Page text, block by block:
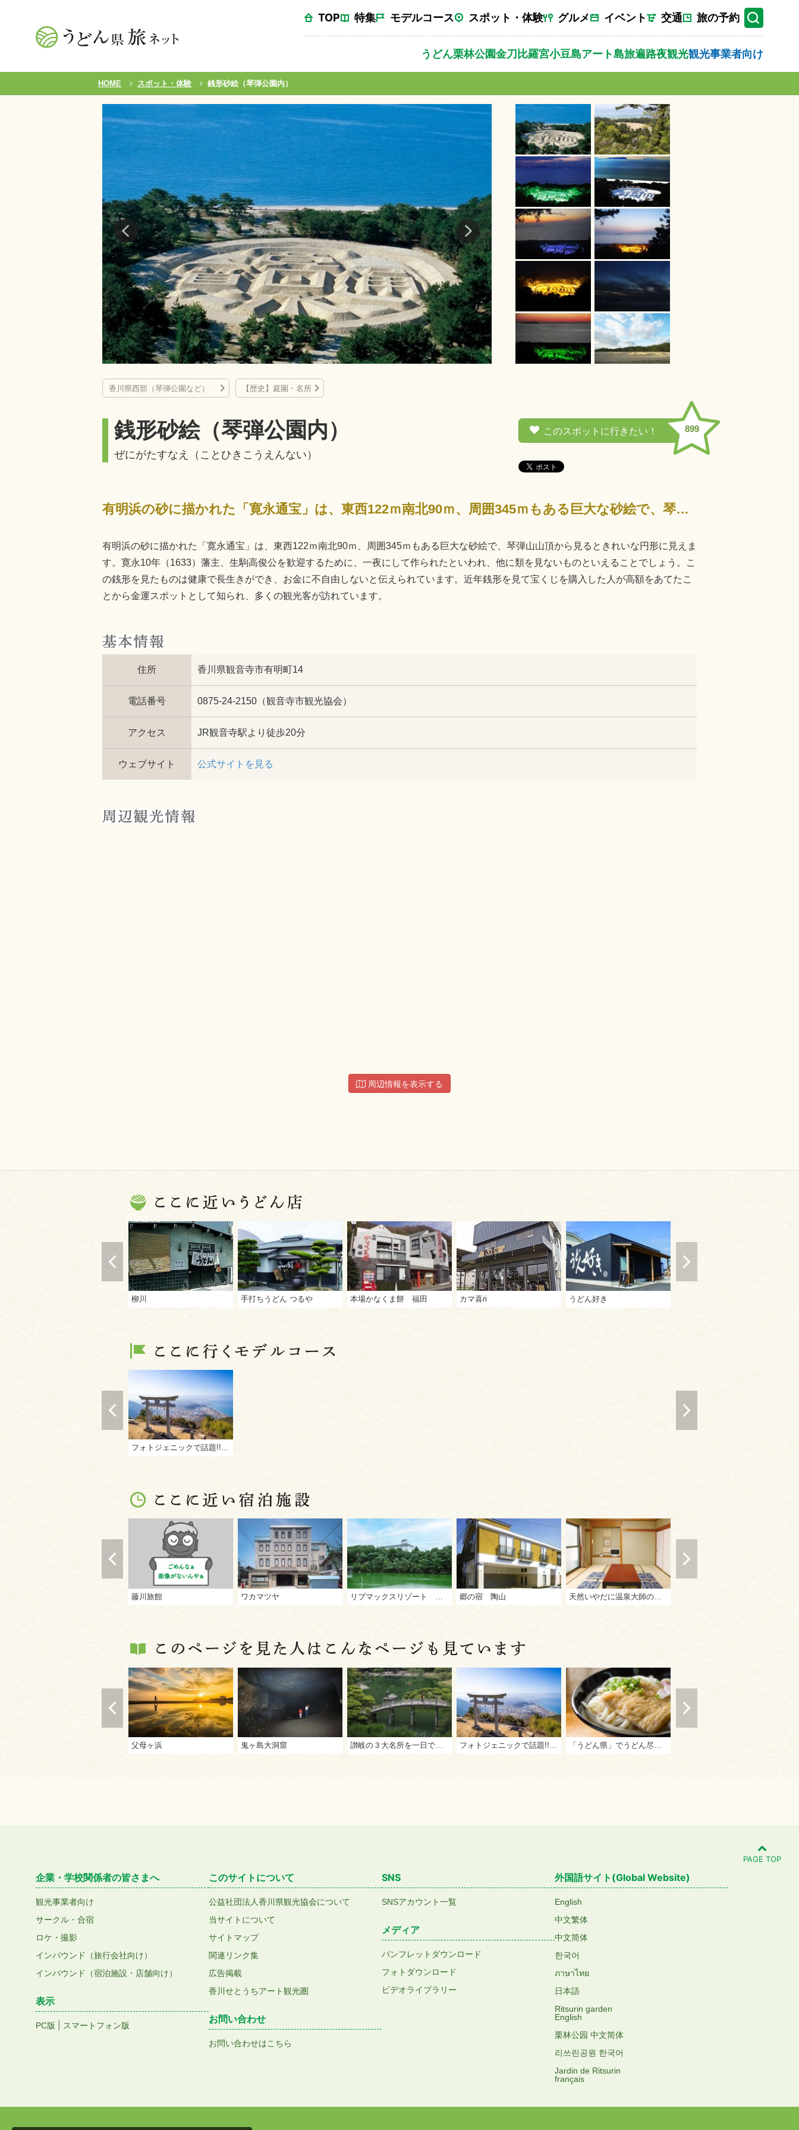
TOP 特集 モデルコース スポット・体験 グルメ イベント 交通 旅の予約
うどん栗林公園金刀比羅宮小豆島アート島旅遍路夜観光観光事業者向け
HOME スポット・体験 銭形砂絵（琴弾公園内）
香川県西部（琴弾公園など） 【歴史】庭園・名所
銭形砂絵（琴弾公園内）
ぜにがたすなえ（ことひきこうえんない）
899
有明浜の砂に描かれた「寛永通宝」は、東西122ｍ南北90ｍ、周囲345ｍもある巨大な砂絵で、琴弾山山…
有明浜の砂に描かれた「寛永通宝」は、東西122ｍ南北90ｍ、周囲345ｍもある巨大な砂絵で、琴弾山山頂から見るときれいな円形に見えま
す。寛永10年（1633）藩主、生駒高俊公を歓迎するために、一夜にして作られたといわれ、他に類を見ないものといえることでしょう。こ
の銭形を見たものは健康で長生きができ、お金に不自由しないと伝えられています。近年銭形を見て宝くじを購入した人が高額をあてたこ
とから金運スポットとして知られ、多くの観光客が訪れています。
住所 香川県観音寺市有明町14
電話番号 0875-24-2150（観音寺市観光協会）
アクセス JR観音寺駅より徒歩20分
ウェブサイト 公式サイトを見る
周辺情報を表示する
柳川 手打ちうどん つるや 本場かなくま餅 福田 カマ喜ri うどん好き
フォトジェニックで話題!! 西讃【香川県の西の地域、三豊市・観音寺市】の天空スポット3ヶ所巡り
藤川旅館 ワカマツヤ 郷の宿 陶山
父母ヶ浜 鬼ヶ島大洞窟
PAGE TOP
企業・学校関係者の皆さまへ
観光事業者向け
サークル・合宿
ロケ・撮影
インバウンド（旅行会社向け）
インバウンド（宿泊施設・店舗向け）
表示
PC版 スマートフォン版
このサイトについて
公益社団法人香川県観光協会について
当サイトについて
サイトマップ
関連リンク集
広告掲載
香川せとうちアート観光圏
お問い合わせ
お問い合わせはこちら
SNS
SNSアカウント一覧
メディア
パンフレットダウンロード
フォトダウンロード
ビデオライブラリー
外国語サイト(Global Website)
English
中文繁体
中文简体
한국어
ภาษาไทย
日本語
Ritsurin garden
English
栗林公园 中文简体
리쓰린공원 한국어
Jardin de Ritsurin
français